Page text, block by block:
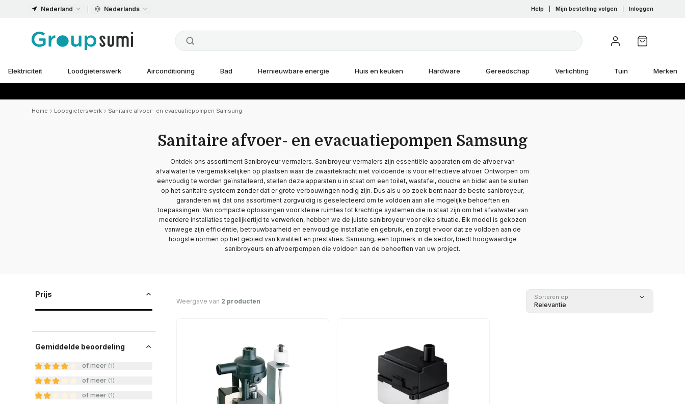
Nederland Nederlands Help Mijn bestelling volgen Inloggen
Elektriciteit Loodgieterswerk Airconditioning Bad Hernieuwbare energie Huis en keuken Hardware Gereedschap Verlichting Tuin Merken
Home Loodgieterswerk Sanitaire afvoer- en evacuatiepompen Samsung
Sanitaire afvoer- en evacuatiepompen Samsung
Ontdek ons assortiment Sanibroyeur vermalers. Sanibroyeur vermalers zijn essentiële apparaten om de afvoer van
afvalwater te vergemakkelijken op plaatsen waar de zwaartekracht niet voldoende is voor effectieve afvoer. Ontworpen om
eenvoudig te worden geïnstalleerd, stellen deze apparaten u in staat om een toilet, wastafel, douche en bidet aan te sluiten
op het sanitaire systeem zonder dat er grote verbouwingen nodig zijn. Dus als u op zoek bent naar de beste sanibroyeur,
garanderen wij dat ons assortiment zorgvuldig is geselecteerd om te voldoen aan alle mogelijke behoeften en
toepassingen. Van compacte oplossingen voor kleine ruimtes tot krachtige systemen die in staat zijn om het afvalwater van
meerdere installaties tegelijkertijd te verwerken, hebben we de juiste sanibroyeur voor elke situatie. Elk model is gekozen
vanwege zijn efficiëntie, betrouwbaarheid en eenvoudige installatie en gebruik, en zorgt ervoor dat ze voldoen aan de
hoogste normen op het gebied van kwaliteit en prestaties. Samsung, een topmerk in de sector, biedt hoogwaardige
sanibroyeurs en afvoerpompen die voldoen aan de behoeften van uw project.
Prijs
Gemiddelde beoordeling
of meer (1)
of meer (1)
of meer (1)
Weergave van 2 producten
Sorteren op
Relevantie